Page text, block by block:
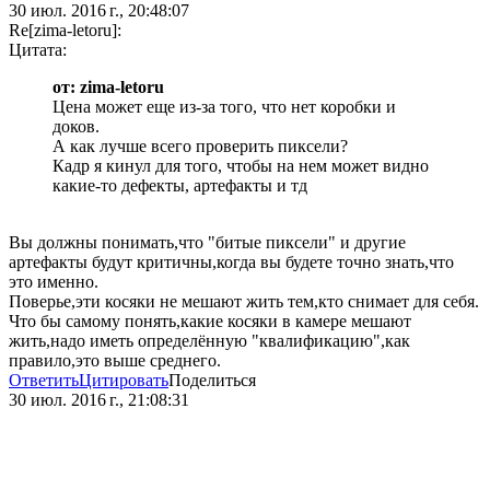
30 июл. 2016 г., 20:48:07
Re[zima-letoru]:
Цитата:
от: zima-letoru
Цена может еще из-за того, что нет коробки и
доков.
А как лучше всего проверить пиксели?
Кадр я кинул для того, чтобы на нем может видно
какие-то дефекты, артефакты и тд
Вы должны понимать,что "битые пиксели" и другие
артефакты будут критичны,когда вы будете точно знать,что
это именно.
Поверье,эти косяки не мешают жить тем,кто снимает для себя.
Что бы самому понять,какие косяки в камере мешают
жить,надо иметь определённую "квалификацию",как
правило,это выше среднего.
ОтветитьЦитироватьПоделиться
30 июл. 2016 г., 21:08:31